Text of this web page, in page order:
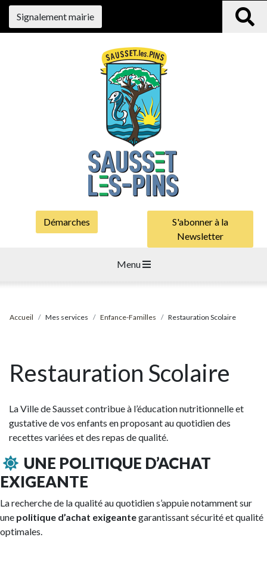
Signalement mairie
Démarches
S'abonner à la
Newsletter
Menu
Accueil Mes services Enfance-Familles Restauration Scolaire
Restauration Scolaire
La Ville de Sausset contribue à l’éducation nutritionnelle et
gustative de vos enfants en proposant au quotidien des
recettes variées et des repas de qualité.
UNE POLITIQUE D’ACHAT
EXIGEANTE
La recherche de la qualité au quotidien s’appuie notamment sur
une politique d’achat exigeantegarantissant sécurité et qualité
optimales.